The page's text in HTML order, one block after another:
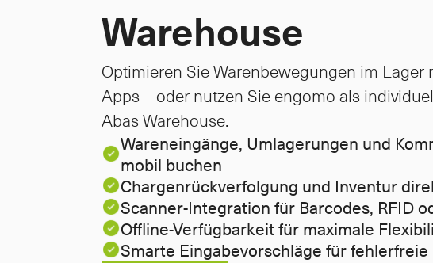
Warehouse
Optimieren Sie Warenbewegungen im Lager
Apps – oder nutzen Sie engomo als
Abas Warehouse.
Wareneingänge, Umlagerungen und
mobil buchen
Chargenrückverfolgung und Inventur
Scanner-Integration für Barcodes, RFID
Offline-Verfügbarkeit für maximale
Smarte Eingabevorschläge für